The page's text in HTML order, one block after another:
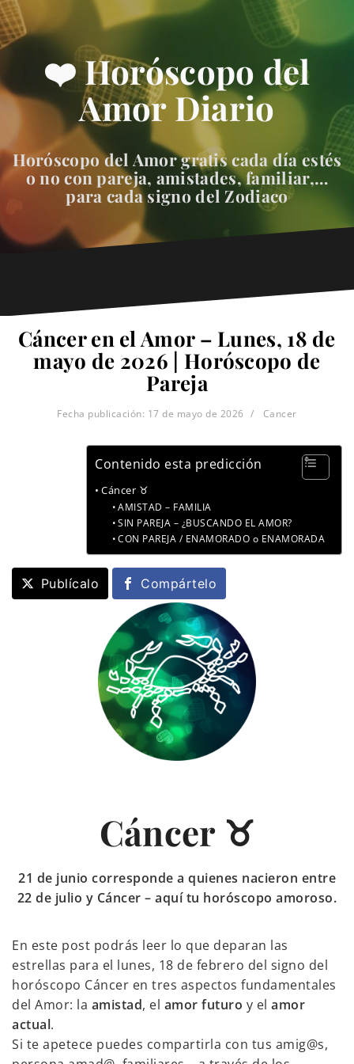
❤️ Horóscopo del
Amor Diario
Horóscopo del Amor gratis cada día estés
o no con pareja, amistades, familiar,…
para cada signo del Zodiaco
Cáncer en el Amor – Lunes, 18 de
mayo de 2026 | Horóscopo de
Pareja
Fecha publicación: 17 de mayo de 2026 Cancer
Contenido esta predicción
Cáncer ♉
AMISTAD – FAMILIA
SIN PAREJA – ¿BUSCANDO EL AMOR?
CON PAREJA / ENAMORADO o ENAMORADA
Publícalo Compártelo
Cáncer ♉
21 de junio corresponde a quienes nacieron entre
22 de julio y Cáncer – aquí tu horóscopo amoroso.
En este post podrás leer lo que deparan las
estrellas para el lunes, 18 de febrero del signo del
horóscopo Cáncer en tres aspectos fundamentales
del Amor: la amistad, el amor futuro y el amor
actual.
Si te apetece puedes compartirla con tus amig@s,